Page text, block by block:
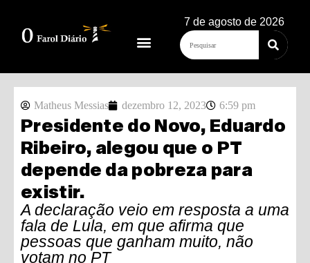
7 de agosto de 2026
Matheus Messias dezembro 12, 2023 6:59 pm
Presidente do Novo, Eduardo
Ribeiro, alegou que o PT
depende da pobreza para
existir.
A declaração veio em resposta a uma
fala de Lula, em que afirma que
pessoas que ganham muito, não
votam no PT